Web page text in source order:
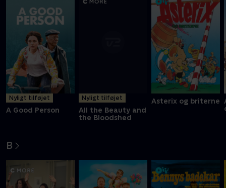
Nyligt tilføjet
A Good Person
Nyligt tilføjet
All the Beauty and
the Bloodshed
Asterix og briterne
B